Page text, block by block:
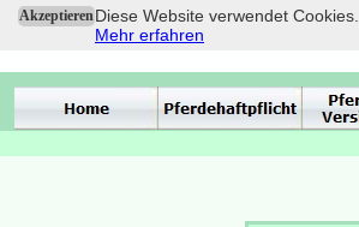
AkzeptierenDiese Website verwendet
Mehr erfahren